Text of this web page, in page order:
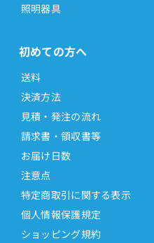
照明器具
初めての方へ
送料
決済方法
見積・発注の流れ
請求書・領収書等
お届け日数
注意点
特定商取引に関する表示
個人情報保護規定
ショッピング規約